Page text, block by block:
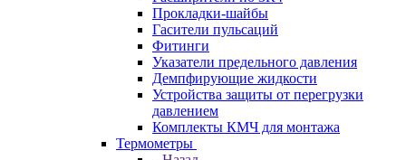
Прокладки-шайбы
Гасители пульсаций
Фитинги
Указатели предельного давления
Демпфирующие жидкости
Устройства защиты от перегрузки
давлением
Комплекты КМЧ для монтажа
Термометры